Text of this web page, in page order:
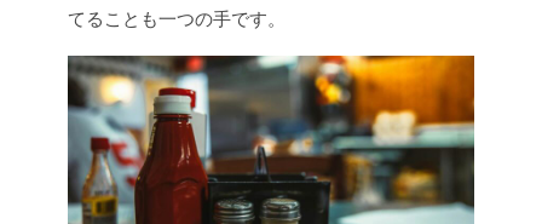
てることも一つの手です。